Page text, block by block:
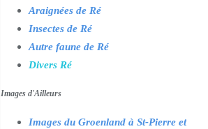
Araignées de Ré
Insectes de Ré
Autre faune de Ré
Divers Ré
Images d'Ailleurs
Images du Groenland à St-Pierre et